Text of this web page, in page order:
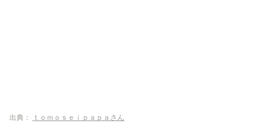
出典： ｔｏｍｏｓｅｉｐａｐａさん